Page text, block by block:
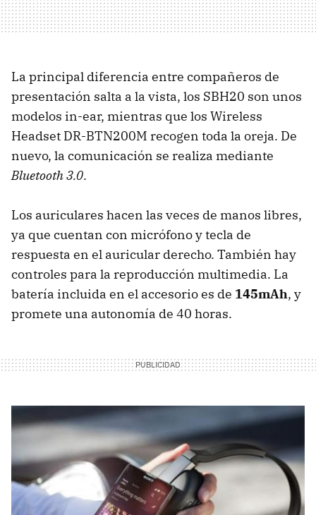
La principal diferencia entre compañeros de
presentación salta a la vista, los SBH20 son unos
modelos in-ear, mientras que los Wireless
Headset DR-BTN200M recogen toda la oreja. De
nuevo, la comunicación se realiza mediante
Bluetooth 3.0.
Los auriculares hacen las veces de manos libres,
ya que cuentan con micrófono y tecla de
respuesta en el auricular derecho. También hay
controles para la reproducción multimedia. La
batería incluida en el accesorio es de 145mAh, y
promete una autonomía de 40 horas.